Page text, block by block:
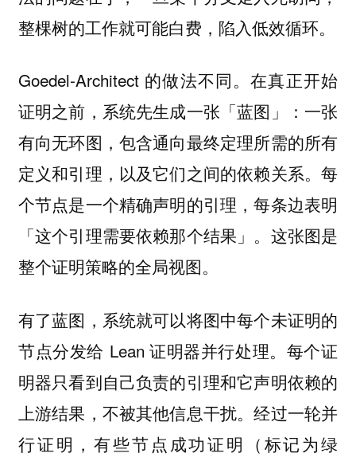
整棵树的工作就可能白费，陷入低效循环。
Goedel-Architect 的做法不同。在真正开始
证明之前，系统先生成一张「蓝图」：一张
有向无环图，包含通向最终定理所需的所有
定义和引理，以及它们之间的依赖关系。每
个节点是一个精确声明的引理，每条边表明
「这个引理需要依赖那个结果」。这张图是
整个证明策略的全局视图。
有了蓝图，系统就可以将图中每个未证明的
节点分发给 Lean 证明器并行处理。每个证
明器只看到自己负责的引理和它声明依赖的
上游结果，不被其他信息干扰。经过一轮并
行证明，有些节点成功证明（标记为绿